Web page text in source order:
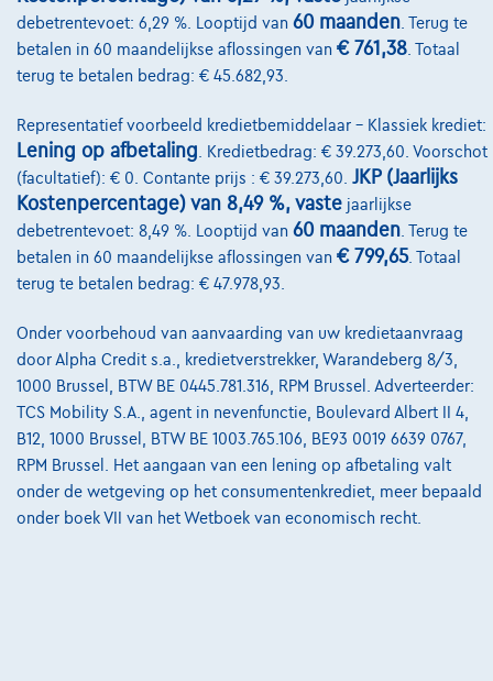
debetrentevoet: 6,29 %. Looptijd van 60 maanden. Terug te
betalen in 60 maandelijkse aflossingen van € 761,38. Totaal
terug te betalen bedrag: € 45.682,93.
Representatief voorbeeld kredietbemiddelaar – Klassiek krediet:
Lening op afbetaling. Kredietbedrag: € 39.273,60. Voorschot
(facultatief): € 0. Contante prijs : € 39.273,60. JKP (Jaarlijks
Kostenpercentage) van 8,49 %, vaste jaarlijkse
debetrentevoet: 8,49 %. Looptijd van 60 maanden. Terug te
betalen in 60 maandelijkse aflossingen van € 799,65. Totaal
terug te betalen bedrag: € 47.978,93.
Onder voorbehoud van aanvaarding van uw kredietaanvraag
door Alpha Credit s.a., kredietverstrekker, Warandeberg 8/3,
1000 Brussel, BTW BE 0445.781.316, RPM Brussel. Adverteerder:
TCS Mobility S.A., agent in nevenfunctie, Boulevard Albert II 4,
B12, 1000 Brussel, BTW BE 1003.765.106, BE93 0019 6639 0767,
RPM Brussel. Het aangaan van een lening op afbetaling valt
onder de wetgeving op het consumentenkrediet, meer bepaald
onder boek VII van het Wetboek van economisch recht.
Wie zijn we
Kwaliteitscharter
Onze dealers
Onze partners
Onze team
Contact
@2024 TCS Mobility SA/NV Copyright
Algemene Voorwaarden
Bijstandsvoorwaarden
Cookiebeleid